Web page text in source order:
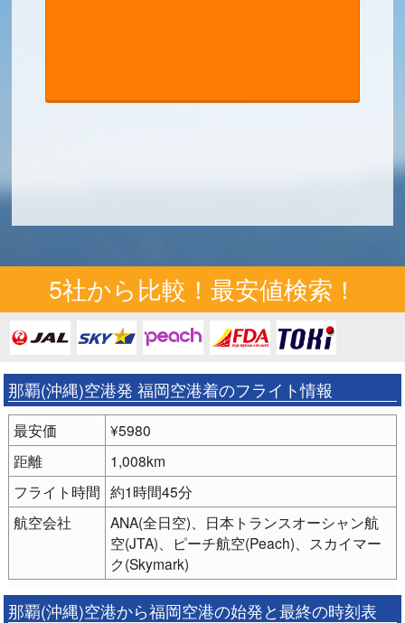
5社から比較！最安値検索！
那覇(沖縄)空港発 福岡空港着のフライト情報
最安価
¥5980
距離
1,008km
フライト時間 約1時間45分
航空会社
ANA(全日空)、日本トランスオーシャン航
空(JTA)、ピーチ航空(Peach)、スカイマー
ク(Skymark)
那覇(沖縄)空港から福岡空港の始発と最終の時刻表